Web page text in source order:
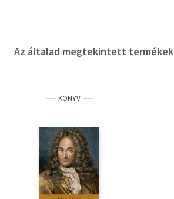
Az általad megtekintett termékek
KÖNYV